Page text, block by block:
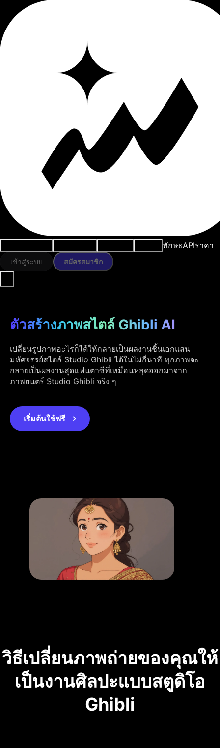
ทักษะAPIราคา
เข้าสู่ระบบ สมัครสมาชิก
ตัวสร้างภาพสไตล์ Ghibli AI
เปลี่ยนรูปภาพอะไรก็ได้ให้กลายเป็นผลงานชิ้นเอกแสน
มหัศจรรย์สไตล์ Studio Ghibli ได้ในไม่กี่นาที ทุกภาพจะ
กลายเป็นผลงานสุดแฟนตาซีที่เหมือนหลุดออกมาจาก
ภาพยนตร์ Studio Ghibli จริง ๆ
เริ่มต้นใช้ฟรี
วิธีเปลี่ยนภาพถ่ายของคุณให้
เป็นงานศิลปะแบบสตูดิโอ
Ghibli